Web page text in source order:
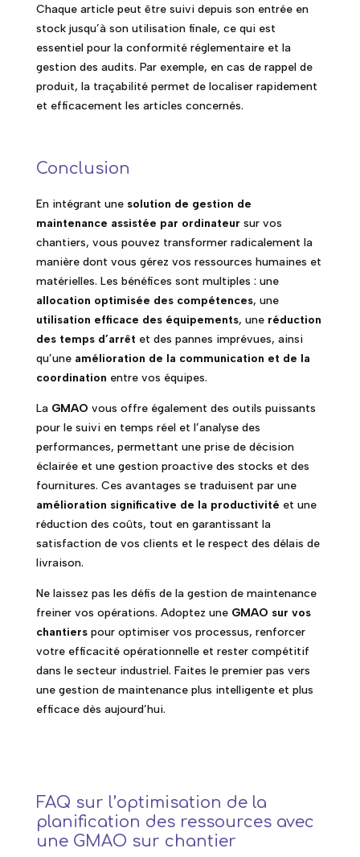
Chaque article peut être suivi depuis son entrée en
stock jusqu’à son utilisation finale, ce qui est
essentiel pour la conformité réglementaire et la
gestion des audits. Par exemple, en cas de rappel de
produit, la traçabilité permet de localiser rapidement
et efficacement les articles concernés.
Conclusion
En intégrant une solution de gestion de
maintenance assistée par ordinateur sur vos
chantiers, vous pouvez transformer radicalement la
manière dont vous gérez vos ressources humaines et
matérielles. Les bénéfices sont multiples : une
allocation optimisée des compétences, une
utilisation efficace des équipements, une réduction
des temps d’arrêt et des pannes imprévues, ainsi
qu’une amélioration de la communication et de la
coordination entre vos équipes.
La GMAO vous offre également des outils puissants
pour le suivi en temps réel et l’analyse des
performances, permettant une prise de décision
éclairée et une gestion proactive des stocks et des
fournitures. Ces avantages se traduisent par une
amélioration significative de la productivité et une
réduction des coûts, tout en garantissant la
satisfaction de vos clients et le respect des délais de
livraison.
Ne laissez pas les défis de la gestion de maintenance
freiner vos opérations. Adoptez une GMAO sur vos
chantierspour optimiser vos processus, renforcer
votre efficacité opérationnelle et rester compétitif
dans le secteur industriel. Faites le premier pas vers
une gestion de maintenance plus intelligente et plus
efficace dès aujourd’hui.
FAQ sur l’optimisation de la
planification des ressources avec
une GMAO sur chantier